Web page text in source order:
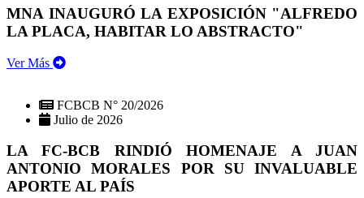
MNA INAUGURÓ LA EXPOSICIÓN "ALFREDO
LA PLACA, HABITAR LO ABSTRACTO"
Ver Más
FCBCB N° 20/2026
Julio de 2026
LA FC-BCB RINDIÓ HOMENAJE A JUAN
ANTONIO MORALES POR SU INVALUABLE
APORTE AL PAÍS